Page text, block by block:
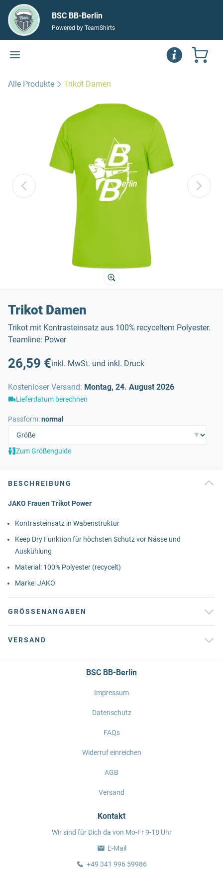
BSC BB-Berlin
Powered by TeamShirts
Alle Produkte Trikot Damen
Trikot Damen
Trikot mit Kontrasteinsatz aus 100% recyceltem Polyester.
Teamline: Power
26,59 €inkl. MwSt. und inkl. Druck
Kostenloser Versand: Montag, 24. August 2026
Lieferdatum berechnen
Passform:normal
Zum Größenguide
BESCHREIBUNG
JAKO Frauen Trikot Power
Kontrasteinsatz in Wabenstruktur
Keep Dry Funktion für höchsten Schutz vor Nässe und
Auskühlung
Material: 100% Polyester (recycelt)
Marke: JAKO
GRÖSSENANGABEN
VERSAND
BSC BB-Berlin
Impressum
Datenschutz
FAQs
Widerruf einreichen
AGB
Versand
Kontakt
Wir sind für Dich da von Mo-Fr 9-18 Uhr
E-Mail
+49 341 996 59986